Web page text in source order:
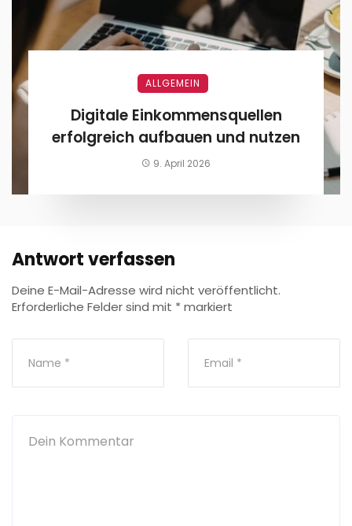
ALLGEMEIN
Digitale Einkommensquellen
erfolgreich aufbauen und nutzen
9. April 2026
Antwort verfassen
Deine E-Mail-Adresse wird nicht veröffentlicht.
Erforderliche Felder sind mit * markiert